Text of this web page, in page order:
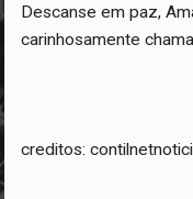
Descanse em paz,
carinhosamente
creditos: